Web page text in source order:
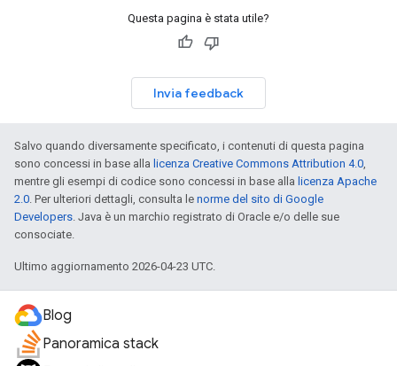
Questa pagina è stata utile?
Invia feedback
Salvo quando diversamente specificato, i contenuti di questa pagina
sono concessi in base alla licenza Creative Commons Attribution 4.0,
mentre gli esempi di codice sono concessi in base alla licenza Apache
2.0. Per ulteriori dettagli, consulta le norme del sito di Google
Developers. Java è un marchio registrato di Oracle e/o delle sue
consociate.
Ultimo aggiornamento 2026-04-23 UTC.
Blog
Panoramica stack